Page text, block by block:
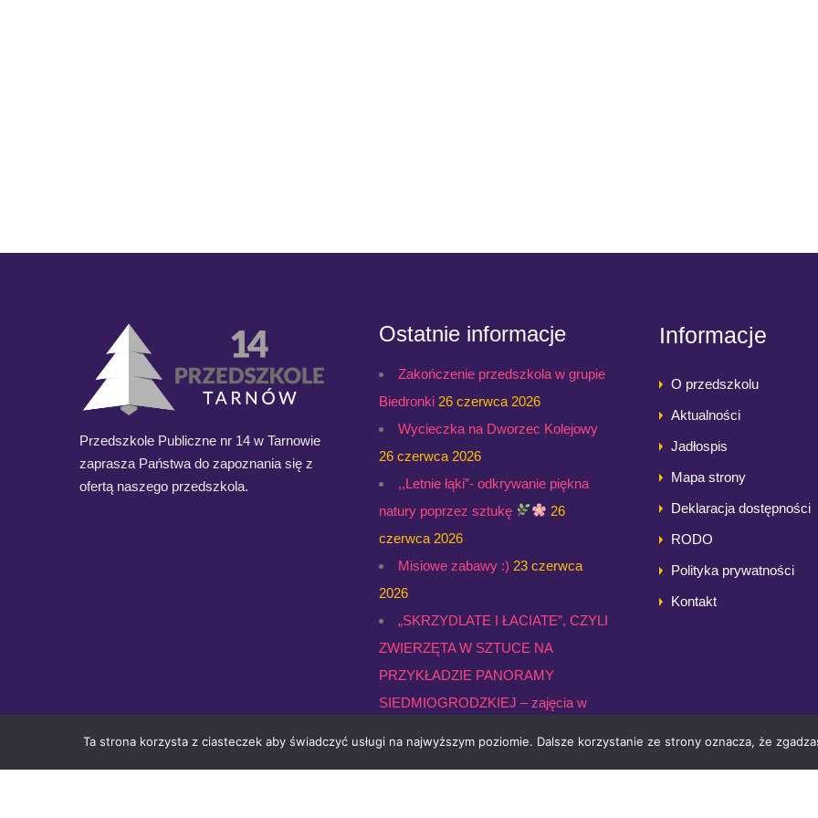
Przedszkole Publiczne nr 14 w Tarnowie
zaprasza Państwa do zapoznania się z
ofertą naszego przedszkola.
Ostatnie informacje
Zakończenie przedszkola w grupie
Biedronki 26 czerwca 2026
Wycieczka na Dworzec Kolejowy
26 czerwca 2026
,,Letnie łąki”- odkrywanie piękna
natury poprzez sztukę
26
czerwca 2026
Misiowe zabawy :) 23 czerwca
2026
„SKRZYDLATE I ŁACIATE”, CZYLI
ZWIERZĘTA W SZTUCE NA
PRZYKŁADZIE PANORAMY
SIEDMIOGRODZKIEJ – zajęcia w
Informacje
O przedszkolu
Aktualności
Jadłospis
Mapa strony
Deklaracja dostępności
RODO
Polityka prywatności
Kontakt
Ta strona korzysta z ciasteczek aby świadczyć usługi na najwyższym poziomie. Dalsze korzystanie ze strony oznacza, że